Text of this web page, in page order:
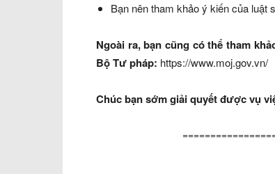
Bạn nên tham khảo ý kiến của
Ngoài ra, bạn cũng có thể tham
Bộ Tư pháp: https://www.moj.gov.vn/
Chúc bạn sớm giải quyết được vụ